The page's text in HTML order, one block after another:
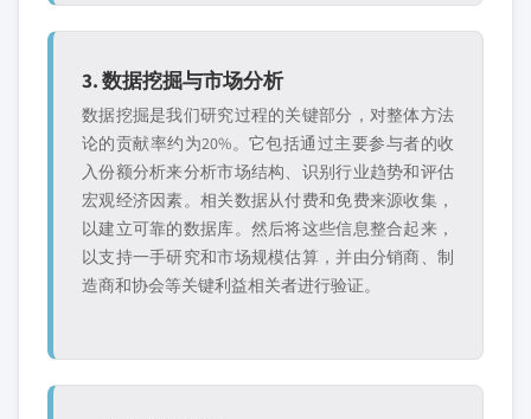
3. 数据挖掘与市场分析
数据挖掘是我们研究过程的关键部分，对整体方法
论的贡献率约为20%。它包括通过主要参与者的收
入份额分析来分析市场结构、识别行业趋势和评估
宏观经济因素。相关数据从付费和免费来源收集，
以建立可靠的数据库。然后将这些信息整合起来，
以支持一手研究和市场规模估算，并由分销商、制
造商和协会等关键利益相关者进行验证。